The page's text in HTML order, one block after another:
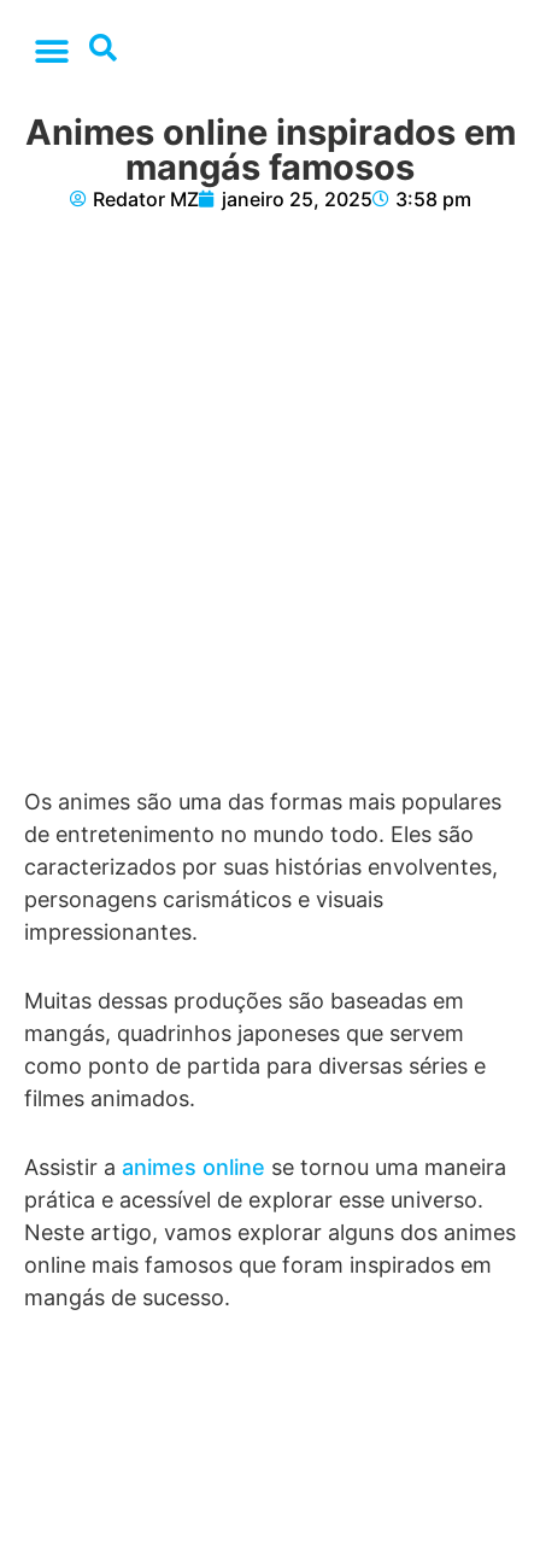
Animes online inspirados em
mangás famosos
Redator MZ janeiro 25, 2025 3:58 pm
Os animes são uma das formas mais populares
de entretenimento no mundo todo. Eles são
caracterizados por suas histórias envolventes,
personagens carismáticos e visuais
impressionantes.
Muitas dessas produções são baseadas em
mangás, quadrinhos japoneses que servem
como ponto de partida para diversas séries e
filmes animados.
Assistir a animes online se tornou uma maneira
prática e acessível de explorar esse universo.
Neste artigo, vamos explorar alguns dos animes
online mais famosos que foram inspirados em
mangás de sucesso.